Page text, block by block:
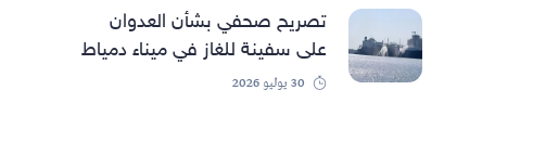
تصريح صحفي بشأن العدوان
على سفينة للغاز في ميناء دمياط
30 يوليو 2026